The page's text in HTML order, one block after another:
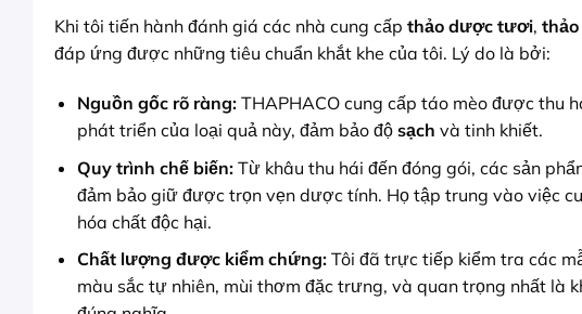
Khi tôi tiến hành đánh giá các nhà cung cấp thảo dược tươi,
đáp ứng được những tiêu chuẩn khắt khe của tôi. Lý do là bởi:
Nguồn gốc rõ ràng:THAPHACO cung cấp táo mèo được thu
phát triển của loại quả này, đảm bảo độ sạch và tinh khiết.
Quy trình chế biến:Từ khâu thu hái đến đóng gói, các sản
đảm bảo giữ được trọn vẹn dược tính. Họ tập trung vào việc
hóa chất độc hại.
Chất lượng được kiểm chứng:Tôi đã trực tiếp kiểm tra các
màu sắc tự nhiên, mùi thơm đặc trưng, và quan trọng nhất là